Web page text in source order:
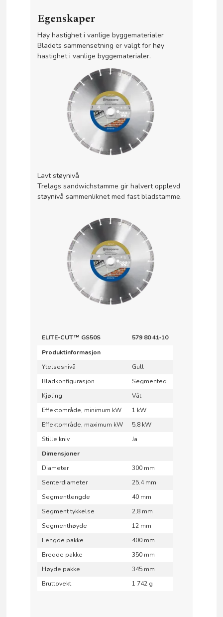
Egenskaper
Høy hastighet i vanlige byggematerialer
Bladets sammensetning er valgt for høy
hastighet i vanlige byggematerialer.
Lavt støynivå
Trelags sandwichstamme gir halvert opplevd
støynivå sammenliknet med fast bladstamme.
ELITE-CUT™ GS50S
579 80 41‑10
Produktinformasjon
Ytelsesnivå
Gull
Bladkonfigurasjon
Segmented
Kjøling
Våt
Effektområde, minimum kW
1 kW
Effektområde, maximum kW
5,8 kW
Stille kniv
Ja
Dimensjoner
Diameter
300 mm
Senterdiameter
25.4 mm
Segmentlengde
40 mm
Segment tykkelse
2,8 mm
Segmenthøyde
12 mm
Lengde pakke
400 mm
Bredde pakke
350 mm
Høyde pakke
345 mm
Bruttovekt
1 742 g